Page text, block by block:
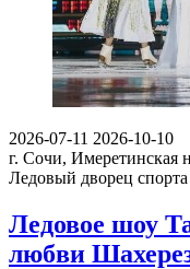
2026-07-11 2026-10-10
г. Сочи, Имеретинская
Ледовый дворец
Ледовое шоу
любви